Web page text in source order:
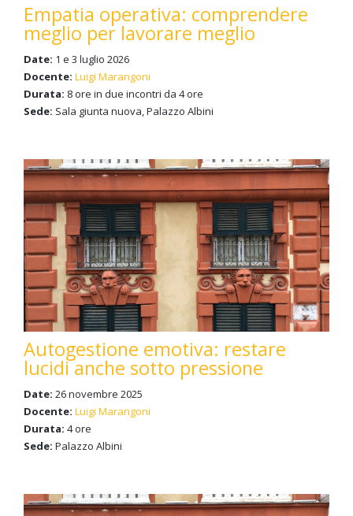
Empatia operativa: comprendere
meglio per lavorare meglio
Date: 1 e 3 luglio 2026
Docente: Luigi Marangoni
Durata: 8 ore in due incontri da 4 ore
Sede: Sala giunta nuova, Palazzo Albini
Autogestione emotiva: restare
lucidi anche sotto pressione
Date: 26 novembre 2025
Docente: Luigi Marangoni
Durata: 4 ore
Sede: Palazzo Albini